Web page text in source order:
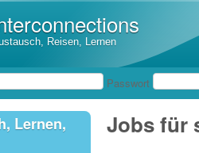
Reisen, Lernen
Passwort
Jobs für
Lernen,